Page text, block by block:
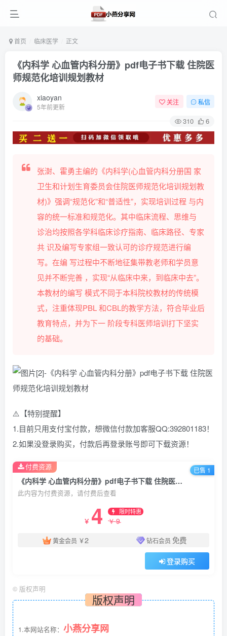
首页 临床医学 正文
《内科学 心血管内科分册》pdf电子书下载 住院医
师规范化培训规划教材
xiaoyan
5年前更新
关注 私信
310 6
张澍、霍勇主编的《内科学(心血管内科分册国 家
卫生和计划生育委员会住院医师规范化培训规划教
材)》强调“规范化”和“普适性”，实现培训过程 与内
容的统一标准和规范化。其中临床流程、思维与
诊治均按照各学科临床诊疗指南、临床路径、专家
共 识及编写专家组一致认可的诊疗规范进行编
写。在编 写过程中不断地征集带教老师和学员意
见并不断完善 ，实现“从临床中来，到临床中去”。
本教材的编写 模式不同于本科院校教材的传统模
式，注重体现PBL 和CBL的教学方法，符合毕业后
教育特点，并为下一 阶段专科医师培训打下坚实
的基础。
⚠️【特别提醒】
1.目前只用支付宝付款，想微信付款加客服QQ:392801183！
2.如果没登录购买，付款后再登录账号即可下载资源！
《内科学 心血管内科分册》pdf电子书下载 住院医师规范化培训规划教材
此内容为付费资源，请付费后查看
￥ 4 限时特惠
￥9
黄金会员 ￥2 钻石会员 免费
登录购买
付费资源 已售 1
© 版权声明
版权声明
1.本网站名称： 小燕分享网